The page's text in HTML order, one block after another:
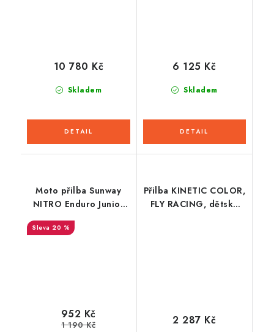
Skladem
10 780 Kč
Skladem
6 125 Kč
Moto přilba Sunway
NITRO Enduro Junior
PHX - červená
20 %
952 Kč
1 190 Kč
Přilba KINETIC COLOR,
FLY RACING, dětská
2 287 Kč